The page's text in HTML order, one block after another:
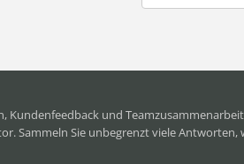
und
Sammeln Sie unbegrenzt viele Antworten,